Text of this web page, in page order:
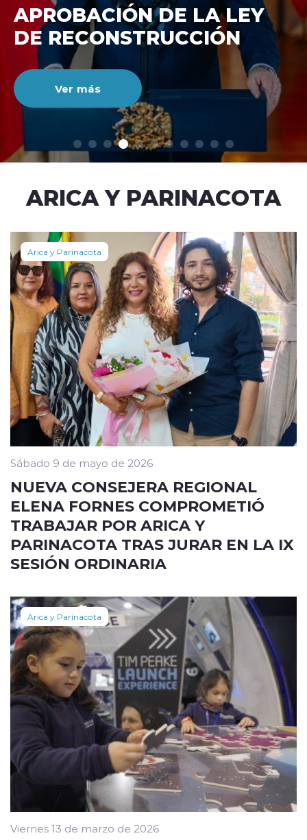
modo claro
DE RECONSTRUCCIÓ
NACIONAL
Ver más
ARICA Y PARINACOTA
Arica y Parinacota
Sábado 9 de mayo de 2026
NUEVA CONSEJERA REGIONAL
ELENA FORNES COMPROMETIÓ
TRABAJAR POR ARICA Y
PARINACOTA TRAS JURAR EN LA IX
SESIÓN ORDINARIA
Arica y Parinacota
Viernes 13 de marzo de 2026